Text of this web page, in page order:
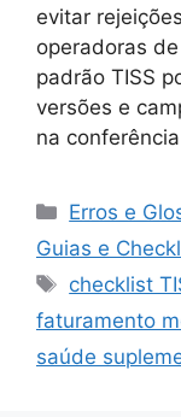
evitar
operadoras
padrão TISS
versões e
na
Categorias
Erros e
Guias e
Tags
checklist
faturamento
saúde